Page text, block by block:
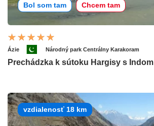
Bol som tam Chcem tam
Ázie Národný park Centrálny Karakoram
Prechádzka k sútoku Hargisy s Indom
vzdialenosť 18 km